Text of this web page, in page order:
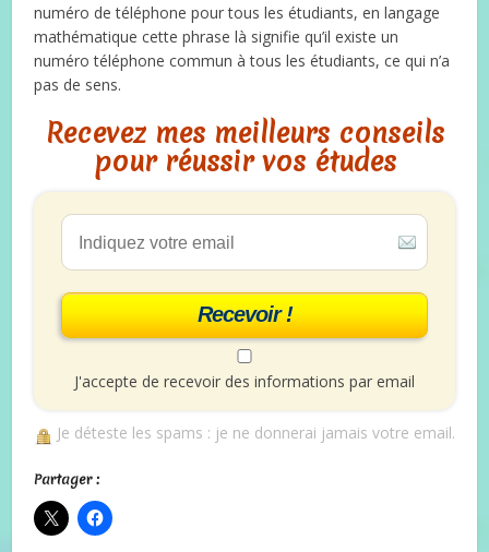
numéro de téléphone pour tous les étudiants, en langage
mathématique cette phrase là signifie qu’il existe un
numéro téléphone commun à tous les étudiants, ce qui n’a
pas de sens.
Recevez mes meilleurs conseils
pour réussir vos études
Recevoir !
J'accepte de recevoir des informations par email
Je déteste les spams : je ne donnerai jamais votre email.
Partager :